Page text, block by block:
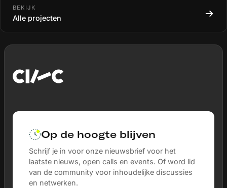
ontworpen. Zij willen dit vereenvoudigen door een AI-
gestuurde ontwerpassistent, in combinatie met
training. Op die manier kan de politie eenvoudig en
situaties.
BEKIJK
Alle projecten
Op de hoogte blijven
Schrijf je in voor onze nieuwsbrief voor het
laatste nieuws, open calls en events. Of word lid
van de community voor inhoudelijke discussies
en netwerken.